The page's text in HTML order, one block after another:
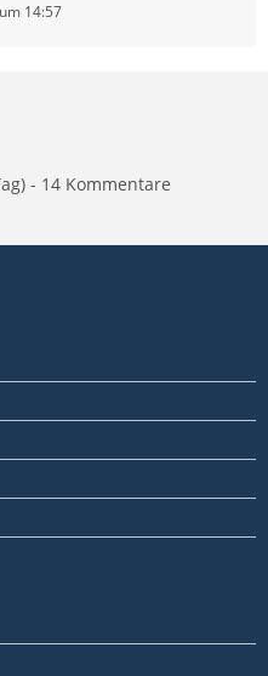
14:57
- 14 Kommentare